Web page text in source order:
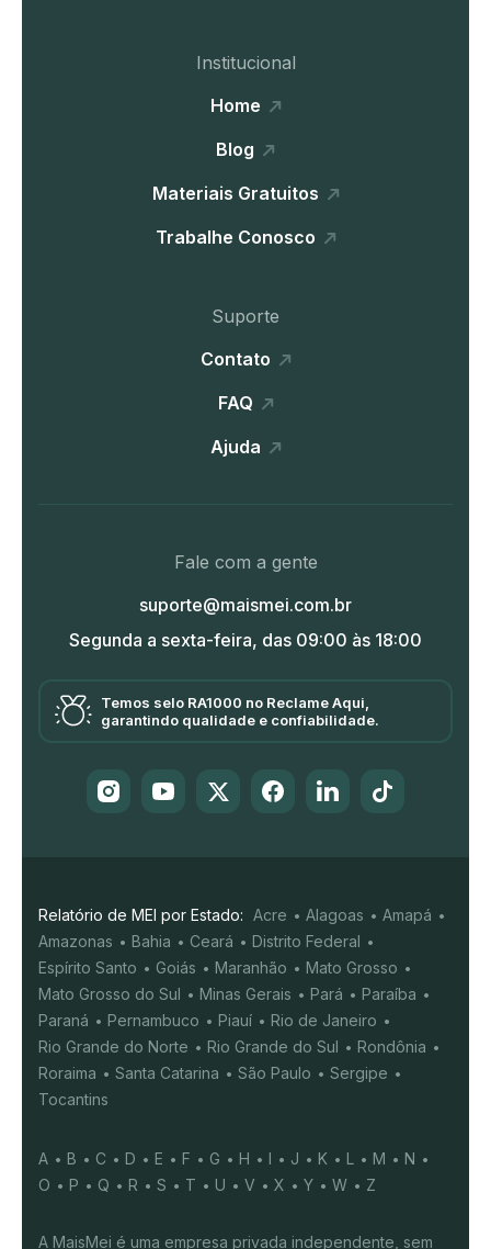
Institucional
Home
Blog
Materiais Gratuitos
Trabalhe Conosco
Suporte
Contato
FAQ
Ajuda
Fale com a gente
suporte@maismei.com.br
Segunda a sexta-feira, das 09:00 às 18:00
Temos selo RA1000 no Reclame Aqui,
garantindo qualidade e confiabilidade.
Relatório de MEI por Estado: Acre Alagoas
Amapá
Amazonas
Bahia Ceará
Distrito Federal
Espírito Santo
Goiás Maranhão
Mato Grosso
Mato Grosso do Sul
Minas Gerais Pará
Paraíba
Paraná
Pernambuco Piauí
Rio de Janeiro
Rio Grande do Norte
Rio Grande do Sul
Rondônia
Roraima
Santa Catarina São Paulo
Sergipe
Tocantins
A B C D E F G H I J K L M
N
O
P Q R S T U V X Y W Z
A MaisMei é uma empresa privada independente, sem